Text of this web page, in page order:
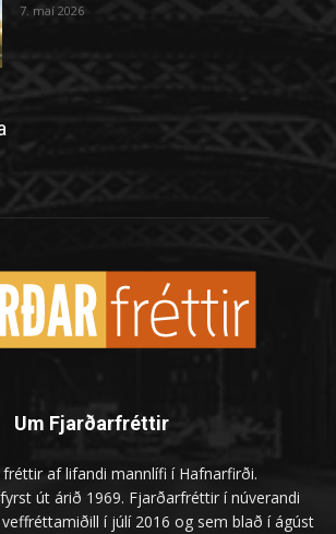
7. maí 2026
Um Fjarðarfréttir
af lifandi mannlífi í Hafnarfirði.
út árið 1969. Fjarðarfréttir í núverandi
í júlí 2016 og sem blað í ágúst